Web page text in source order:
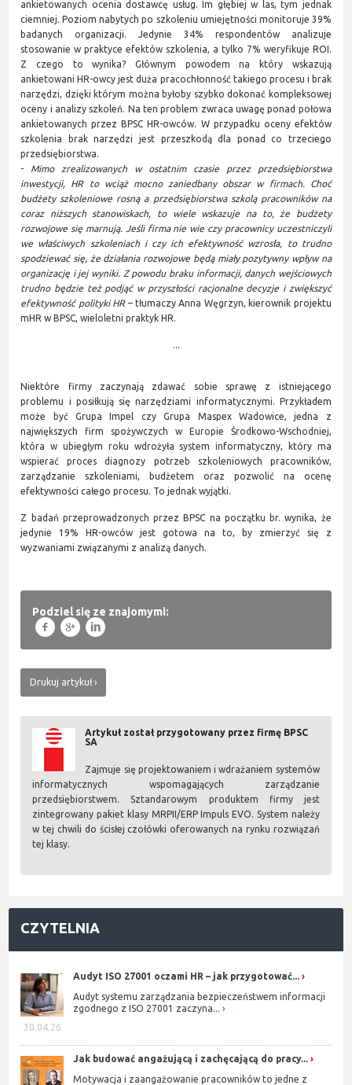
ankietowanych ocenia dostawcę usług. Im głębiej w las, tym jednak
ciemniej. Poziom nabytych po szkoleniu umiejętności monitoruje 39%
badanych organizacji. Jedynie 34% respondentów analizuje
stosowanie w praktyce efektów szkolenia, a tylko 7% weryfikuje ROI.
Z czego to wynika? Głównym powodem na który wskazują
ankietowani HR-owcy jest duża pracochłonność takiego procesu i brak
narzędzi, dzięki którym można byłoby szybko dokonać kompleksowej
oceny i analizy szkoleń. Na ten problem zwraca uwagę ponad połowa
ankietowanych przez BPSC HR-owców. W przypadku oceny efektów
szkolenia brak narzędzi jest przeszkodą dla ponad co trzeciego
przedsiębiorstwa.
- Mimo zrealizowanych w ostatnim czasie przez przedsiębiorstwa
inwestycji, HR to wciąż mocno zaniedbany obszar w firmach. Choć
budżety szkoleniowe rosną a przedsiębiorstwa szkolą pracowników na
coraz niższych stanowiskach, to wiele wskazuje na to, że budżety
rozwojowe się marnują. Jeśli firma nie wie czy pracownicy uczestniczyli
we właściwych szkoleniach i czy ich efektywność wzrosła, to trudno
spodziewać się, że działania rozwojowe będą miały pozytywny wpływ na
organizację i jej wyniki. Z powodu braku informacji, danych wejściowych
trudno będzie też podjąć w przyszłości racjonalne decyzje i zwiększyć
efektywność polityki HR – tłumaczy Anna Węgrzyn, kierownik projektu
mHR w BPSC, wieloletni praktyk HR.
...
Niektóre firmy zaczynają zdawać sobie sprawę z istniejącego
problemu i posiłkują się narzędziami informatycznymi. Przykładem
może być Grupa Impel czy Grupa Maspex Wadowice, jedna z
największych firm spożywczych w Europie Środkowo-Wschodniej,
która w ubiegłym roku wdrożyła system informatyczny, który ma
wspierać proces diagnozy potrzeb szkoleniowych pracowników,
zarządzanie szkoleniami, budżetem oraz pozwolić na ocenę
efektywności całego procesu. To jednak wyjątki.
Z badań przeprowadzonych przez BPSC na początku br. wynika, że
jedynie 19% HR-owców jest gotowa na to, by zmierzyć się z
wyzwaniami związanymi z analizą danych.
Podziel się ze znajomymi:
f g l
Drukuj artykuł
Artykuł został przygotowany przez firmę BPSC
SA
Zajmuje się projektowaniem i wdrażaniem systemów
informatycznych wspomagających zarządzanie
przedsiębiorstwem. Sztandarowym produktem firmy jest
zintegrowany pakiet klasy MRPII/ERP Impuls EVO. System należy
w tej chwili do ścisłej czołówki oferowanych na rynku rozwiązań
tej klasy.
CZYTELNIA
30.04.26
Audyt ISO 27001 oczami HR – jak przygotować...
Audyt systemu zarządzania bezpieczeństwem informacji
zgodnego z ISO 27001 zaczyna...
Jak budować angażującą i zachęcającą do pracy...
Motywacja i zaangażowanie pracowników to jedne z